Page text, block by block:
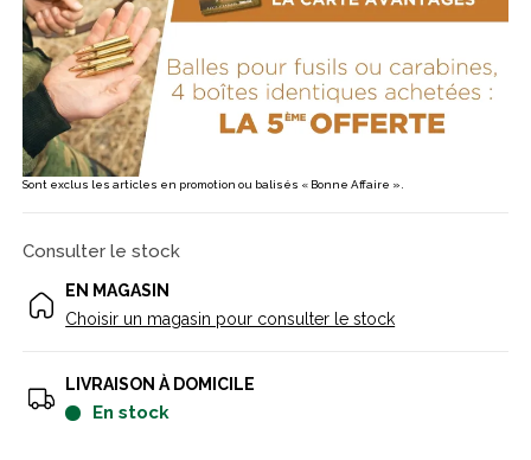
Sont exclus les articles en promotion ou balisés « Bonne Affaire ».
Consulter le stock
EN MAGASIN
Choisir un magasin pour consulter le stock
LIVRAISON À DOMICILE
en stock